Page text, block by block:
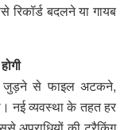
रिकॉर्ड बदलने या गायब
से फाइल अटकने,
नई व्यवस्था के तहत हर